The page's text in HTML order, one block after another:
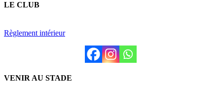
LE CLUB
Règlement intérieur
VENIR AU STADE